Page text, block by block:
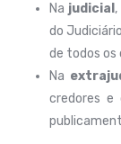
Na judicial
do
de todos os
Na
credores e